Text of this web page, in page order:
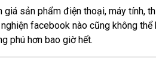
giá sản phẩm điện thoại, máy tính,
facebook nào cũng không thể
phú hơn bao giờ hết.